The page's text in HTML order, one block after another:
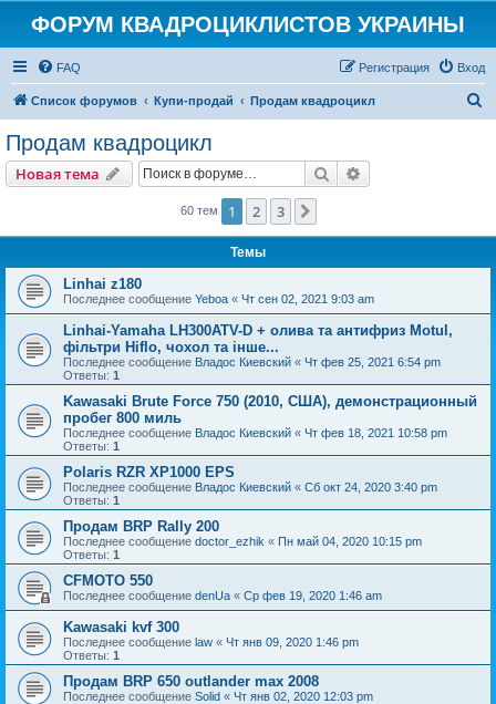
ФОРУМ КВАДРОЦИКЛИСТОВ УКРАИНЫ
FAQ Вход
Регистрация
Список форумов Купи-продай Продам квадроцикл
Продам квадроцикл
Новая тема Поиск
60 тем 1 2 3
Темы
Linhai z180
Последнее сообщение Yeboa « Чт сен 02, 2021 9:03 am
Linhai-Yamaha LH300ATV-D + олива та антифриз Motul,
фільтри Hiflo, чохол та інше...
Последнее сообщение Владос Киевский « Чт фев 25, 2021 6:54 pm
Ответы: 1
Kawasaki Brute Force 750 (2010, США), демонстрационный
пробег 800 миль
Последнее сообщение Владос Киевский « Чт фев 18, 2021 10:58 pm
Ответы: 1
Polaris RZR XP1000 EPS
Последнее сообщение Владос Киевский « Сб окт 24, 2020 3:40 pm
Ответы: 1
Продам BRP Rally 200
Последнее сообщение doctor_ezhik « Пн май 04, 2020 10:15 pm
Ответы: 1
CFMOTO 550
Последнее сообщение denUa « Ср фев 19, 2020 1:46 am
Kawasaki kvf 300
Последнее сообщение law « Чт янв 09, 2020 1:46 pm
Ответы: 1
Продам BRP 650 outlander max 2008
Последнее сообщение Solid « Чт янв 02, 2020 12:03 pm